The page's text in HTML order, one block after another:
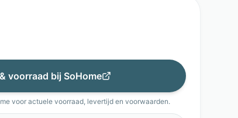
voorraad bij SoHome
voor actuele voorraad, levertijd en voorwaarden.